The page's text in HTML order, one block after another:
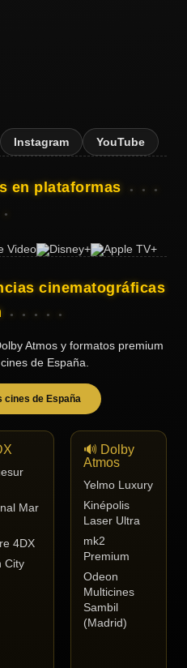
Instagram YouTube
en plataformas
cinematográficas
Atmos y formatos premium
de España.
cines de España
Mar
4DX
City
🔊 Dolby
Atmos
Yelmo Luxury
Kinépolis
Laser Ultra
mk2
Premium
Odeon
Multicines
Sambil
(Madrid)